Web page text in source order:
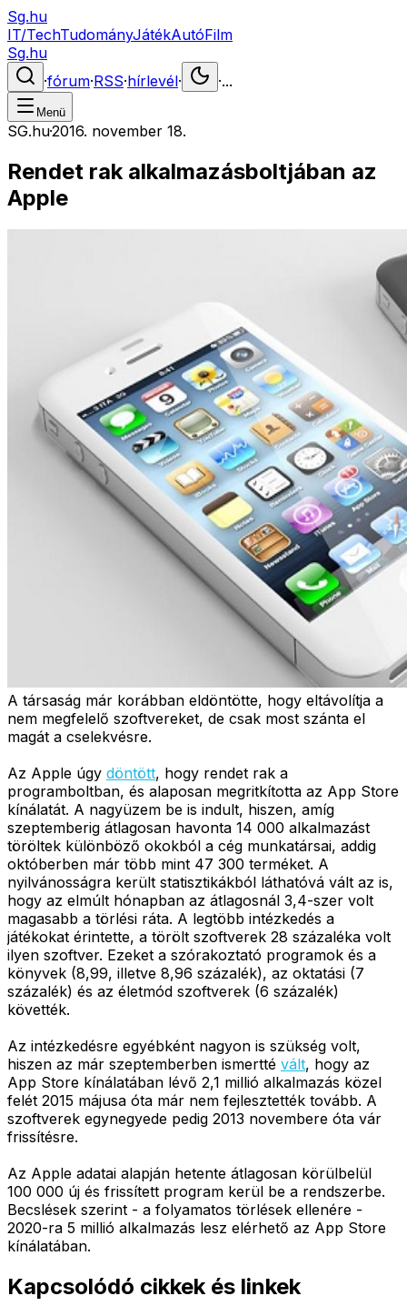
Sg.hu
IT/TechTudományJátékAutóFilm
Sg.hu
·fórum·RSS·hírlevél· ·...
Menü
SG.hu·2016. november 18.
Rendet rak alkalmazásboltjában az
Apple
A társaság már korábban eldöntötte, hogy eltávolítja a
nem megfelelő szoftvereket, de csak most szánta el
magát a cselekvésre.
Az Apple úgy döntött, hogy rendet rak a
programboltban, és alaposan megritkította az App Store
kínálatát. A nagyüzem be is indult, hiszen, amíg
szeptemberig átlagosan havonta 14 000 alkalmazást
töröltek különböző okokból a cég munkatársai, addig
októberben már több mint 47 300 terméket. A
nyilvánosságra került statisztikákból láthatóvá vált az is,
hogy az elmúlt hónapban az átlagosnál 3,4-szer volt
magasabb a törlési ráta. A legtöbb intézkedés a
játékokat érintette, a törölt szoftverek 28 százaléka volt
ilyen szoftver. Ezeket a szórakoztató programok és a
könyvek (8,99, illetve 8,96 százalék), az oktatási (7
százalék) és az életmód szoftverek (6 százalék)
követték.
Az intézkedésre egyébként nagyon is szükség volt,
hiszen az már szeptemberben ismertté vált, hogy az
App Store kínálatában lévő 2,1 millió alkalmazás közel
felét 2015 májusa óta már nem fejlesztették tovább. A
szoftverek egynegyede pedig 2013 novembere óta vár
frissítésre.
Az Apple adatai alapján hetente átlagosan körülbelül
100 000 új és frissített program kerül be a rendszerbe.
Becslések szerint - a folyamatos törlések ellenére -
2020-ra 5 millió alkalmazás lesz elérhető az App Store
kínálatában.
Kapcsolódó cikkek és linkek